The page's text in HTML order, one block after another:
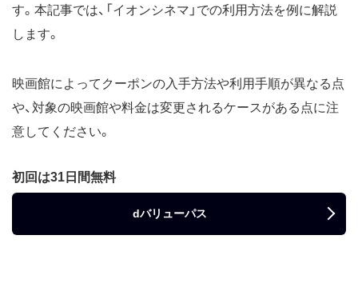
す。本記事では、「イオンシネマ」での利用方法を例に解説
します。
映画館によってクーポンの入手方法や利用手順が異なる点
や、対象の映画館や料金は変更されるケースがある点に注
意してください。
初回は31日間無料
dバリューパス